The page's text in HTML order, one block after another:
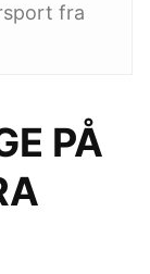
fra
PÅ